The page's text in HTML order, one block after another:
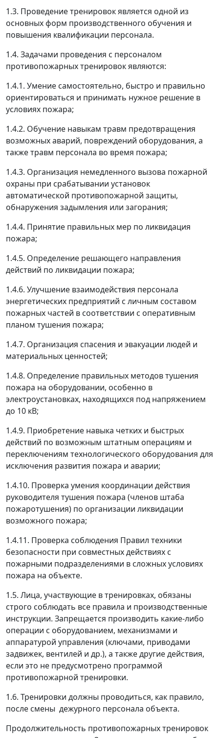
1.3. Проведение тренировок является одной из
основных форм производственного обучения и
повышения квалификации персонала.
1.4. Задачами проведения с персоналом
противопожарных тренировок являются:
1.4.1. Умение самостоятельно, быстро и правильно
ориентироваться и принимать нужное решение в
условиях пожара;
1.4.2. Обучение навыкам травм предотвращения
возможных аварий, повреждений оборудования, а
также травм персонала во время пожара;
1.4.3. Организация немедленного вызова пожарной
охраны при срабатывании установок
автоматической противопожарной защиты,
обнаружения задымления или загорания;
1.4.4. Принятие правильных мер по ликвидация
пожара;
1.4.5. Определение решающего направления
действий по ликвидации пожара;
1.4.6. Улучшение взаимодействия персонала
энергетических предприятий с личным составом
пожарных частей в соответствии с оперативным
планом тушения пожара;
1.4.7. Организация спасения и эвакуации людей и
материальных ценностей;
1.4.8. Определение правильных методов тушения
пожара на оборудовании, особенно в
электроустановках, находящихся под напряжением
до 10 кВ;
1.4.9. Приобретение навыка четких и быстрых
действий по возможным штатным операциям и
переключениям технологического оборудования для
исключения развития пожара и аварии;
1.4.10. Проверка умения координации действия
руководителя тушения пожара (членов штаба
пожаротушения) по организации ликвидации
возможного пожара;
1.4.11. Проверка соблюдения Правил техники
безопасности при совместных действиях с
пожарными подразделениями в сложных условиях
пожара на объекте.
1.5. Лица, участвующие в тренировках, обязаны
строго соблюдать все правила и производственные
инструкции. Запрещается производить какие-либо
операции с оборудованием, механизмами и
аппаратурой управления (ключами, приводами
задвижек, вентилей и др.), а также другие действия,
если это не предусмотрено программой
противопожарной тренировки.
1.6. Тренировки должны проводиться, как правило,
после смены дежурного персонала объекта.
Продолжительность противопожарных тренировок